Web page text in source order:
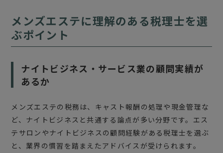
メンズエステに理解のある税理士を選
ぶポイント
ナイトビジネス・サービス業の顧問実績が
あるか
メンズエステの税務は、キャスト報酬の処理や現金管理な
ど、ナイトビジネスと共通する論点が多い分野です。エス
テサロンやナイトビジネスの顧問経験がある税理士を選ぶ
と、業界の慣習を踏まえたアドバイスが受けられます。